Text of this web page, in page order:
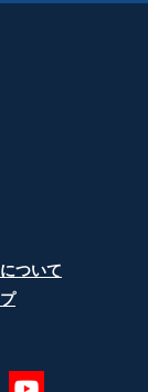
ついて